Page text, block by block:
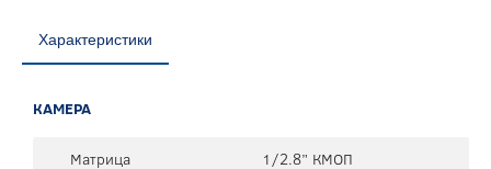
Характеристики
КАМЕРА
Матрица 1/2.8” КМОП